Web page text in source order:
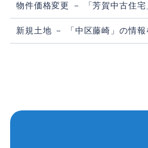
物件価格変更 － 「芳賀中古住宅
新規土地 － 「中区藤崎」の情報